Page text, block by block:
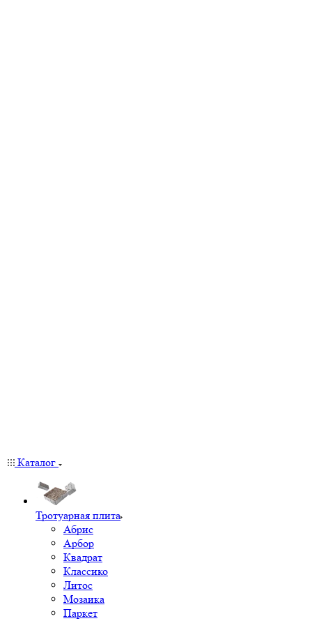
Каталог
Тротуарная плита
Абрис
Арбор
Квадрат
Классико
Литос
Мозаика
Паркет